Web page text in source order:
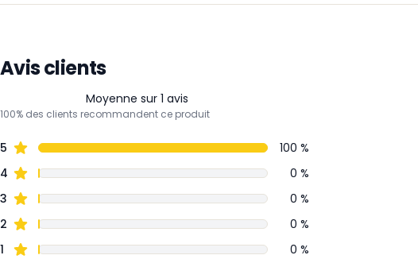
Avis clients
Moyenne sur 1 avis
100% des clients recommandent ce produit
5
100 %
4
0 %
3
0 %
2
0 %
1
0 %